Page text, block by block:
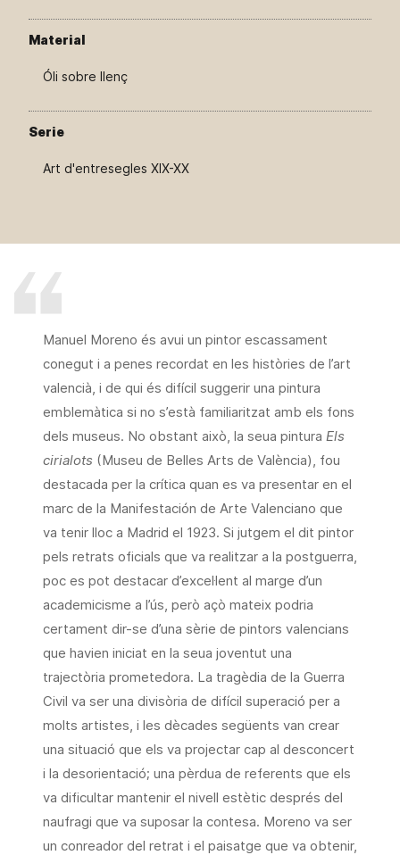
Material
Óli sobre llenç
Serie
Art d'entresegles XIX-XX
Manuel Moreno és avui un pintor escassament
conegut i a penes recordat en les històries de l’art
valencià, i de qui és difícil suggerir una pintura
emblemàtica si no s’està familiaritzat amb els fons
dels museus. No obstant això, la seua pintura Els
cirialots (Museu de Belles Arts de València), fou
destacada per la crítica quan es va presentar en el
marc de la Manifestación de Arte Valenciano que
va tenir lloc a Madrid el 1923. Si jutgem el dit pintor
pels retrats oficials que va realitzar a la postguerra,
poc es pot destacar d’excel·lent al marge d’un
academicisme a l’ús, però açò mateix podria
certament dir-se d’una sèrie de pintors valencians
que havien iniciat en la seua joventut una
trajectòria prometedora. La tragèdia de la Guerra
Civil va ser una divisòria de difícil superació per a
molts artistes, i les dècades següents van crear
una situació que els va projectar cap al desconcert
i la desorientació; una pèrdua de referents que els
va dificultar mantenir el nivell estètic després del
naufragi que va suposar la contesa. Moreno va ser
un conreador del retrat i el paisatge que va obtenir,